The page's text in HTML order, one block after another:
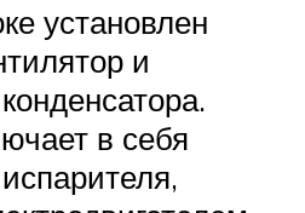
установлен
и
в себя